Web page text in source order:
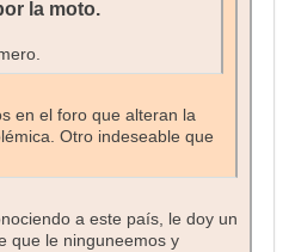
la moto.
en el foro que alteran la
Otro indeseable que
a este país, le doy un
que le ninguneemos y